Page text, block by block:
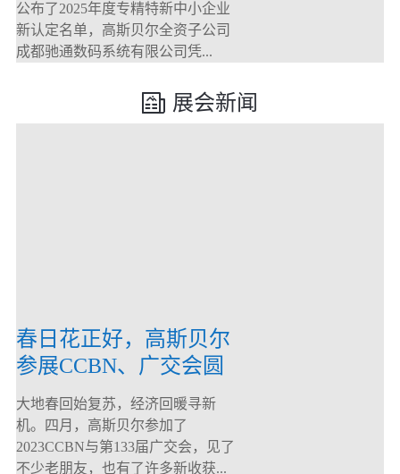
公布了2025年度专精特新中小企业
新认定名单，高斯贝尔全资子公司
成都驰通数码系统有限公司凭...
展会新闻
春日花正好，高斯贝尔
参展CCBN、广交会圆
满落幕！
大地春回始复苏，经济回暖寻新
机。四月，高斯贝尔参加了
2023CCBN与第133届广交会，见了
不少老朋友，也有了许多新收获...